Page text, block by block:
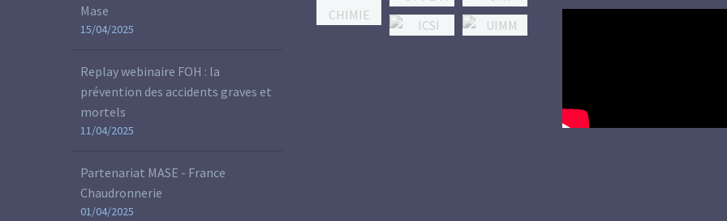
Mase
15/04/2025
Replay webinaire FOH : la
prévention des accidents graves et
mortels
11/04/2025
Partenariat MASE - France
Chaudronnerie
01/04/2025